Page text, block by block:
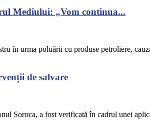
Mediului: „Vom continua...
în urma poluării cu produse petroliere,
de salvare
Soroca, a fost verificată în cadrul unei